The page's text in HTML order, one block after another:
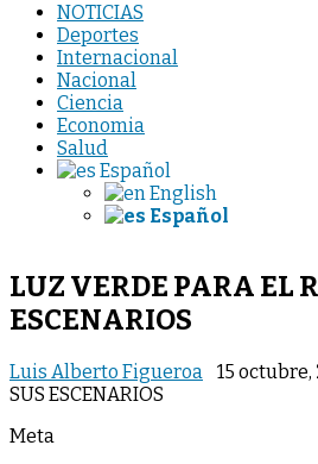
NOTICIAS
Deportes
Internacional
Nacional
Ciencia
Economia
Salud
Español
English
Español
LUZ VERDE PARA EL
ESCENARIOS
Luis Alberto Figueroa 15 octubre,
SUS ESCENARIOS
Meta